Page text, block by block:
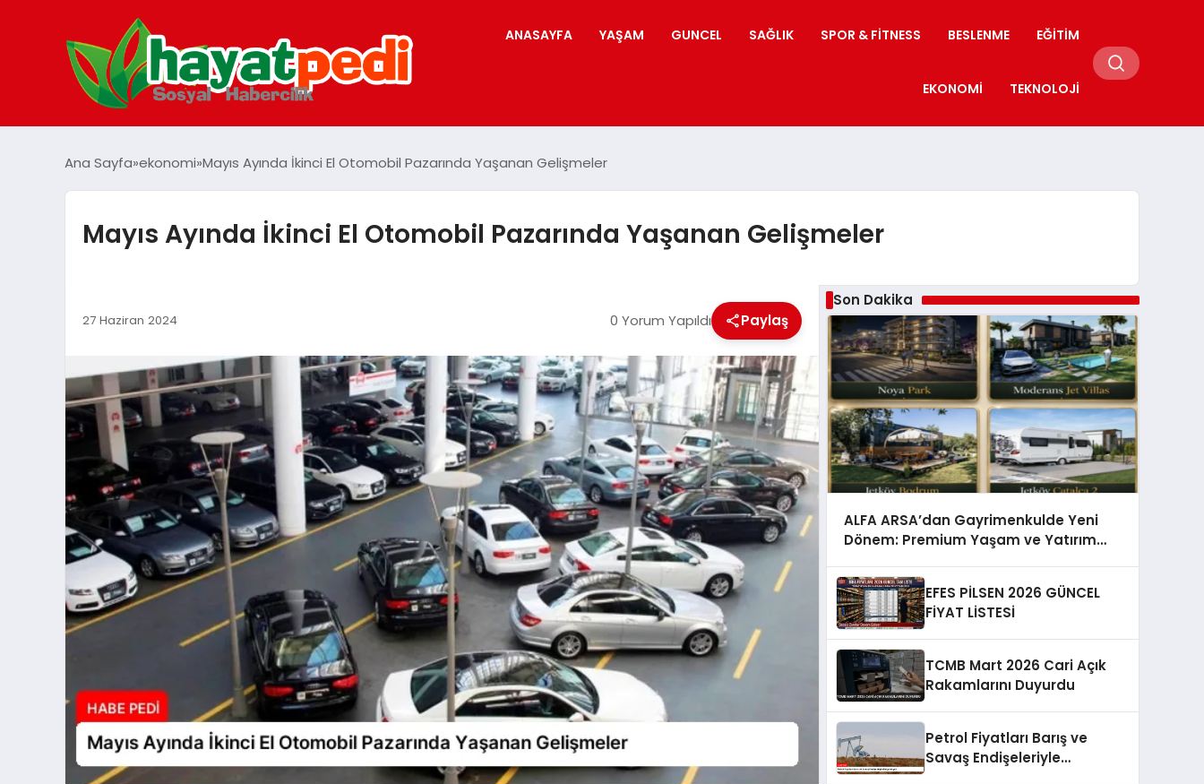
ANASAYFA YAŞAM GUNCEL SAĞLIK SPOR & FITNESS BESLENME EĞITIM
EKONOMI TEKNOLOJI
Ana Sayfa ekonomi Mayıs Ayında İkinci El Otomobil Pazarında Yaşanan Gelişmeler
Mayıs Ayında İkinci El Otomobil Pazarında Yaşanan Gelişmeler
27 Haziran 2024 0 Yorum Yapıldı Paylaş
Son Dakika
ALFA ARSA’dan Gayrimenkulde Yeni
Dönem: Premium Yaşam ve Yatırım
EFES PİLSEN 2026 GÜNCEL
FİYAT LİSTESİ
TCMB Mart 2026 Cari Açık
Rakamlarını Duyurdu
Petrol Fiyatları Barış ve
Savaş Endişeleriyle